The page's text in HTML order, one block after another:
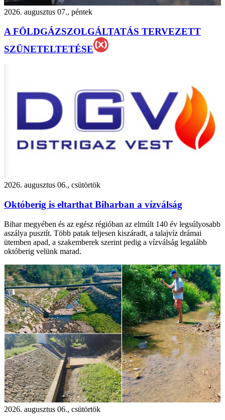
2026. augusztus 07., péntek
A FÖLDGÁZSZOLGÁLTATÁS TERVEZETT
SZÜNETELTETÉSE
2026. augusztus 06., csütörtök
Októberig is eltarthat Biharban a vízválság
Bihar megyében és az egész régióban az elmúlt 140 év legsúlyosabb
aszálya pusztít. Több patak teljesen kiszáradt, a talajvíz drámai
ütemben apad, a szakemberek szerint pedig a vízválság legalább
októberig velünk marad.
2026. augusztus 06., csütörtök